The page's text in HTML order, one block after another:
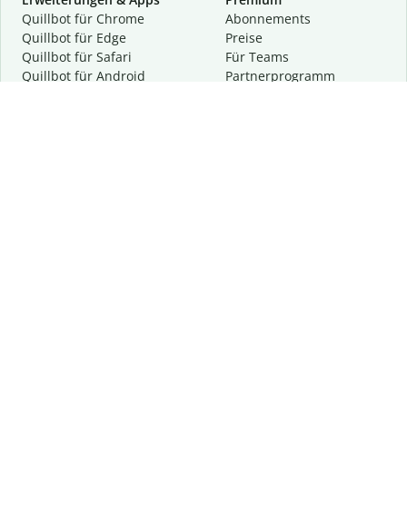
Quillbot für Chrome
Quillbot für Edge
Quillbot für Safari
Quillbot für Android
Abon­ne­ments
Preise
Für Teams
Partnerprogramm